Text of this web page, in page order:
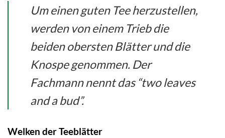
Um einen guten Tee herzustellen,
werden von einem Trieb die
beiden obersten Blätter und die
Knospe genommen. Der
Fachmann nennt das “two leaves
and a bud”.
Welken der Teeblätter